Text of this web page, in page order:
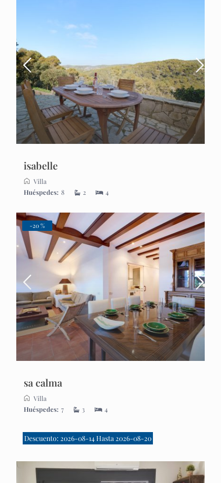
isabelle
Villa
Huéspedes: 8 2 4
-20 %
sa calma
Villa
Huéspedes: 7 3 4
Descuento: 2026-08-14 Hasta 2026-08-20